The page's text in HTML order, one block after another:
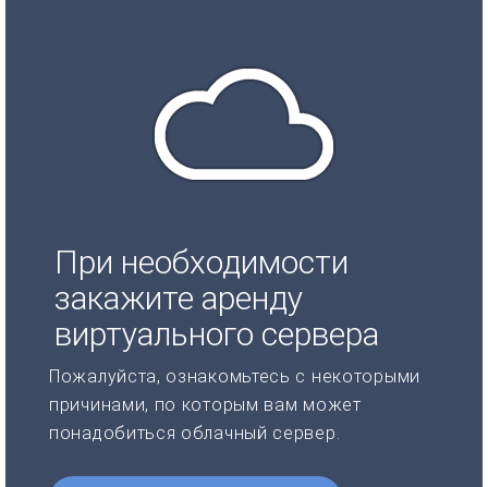
При необходимости
закажите аренду
виртуального сервера
Пожалуйста, ознакомьтесь с некоторыми
причинами, по которым вам может
понадобиться облачный сервер.